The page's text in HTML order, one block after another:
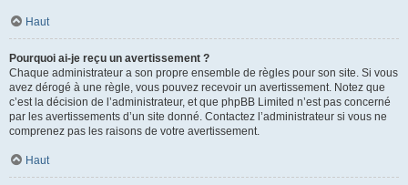
Haut
Pourquoi ai-je reçu un avertissement ?
Chaque administrateur a son propre ensemble de règles pour son site. Si vous
avez dérogé à une règle, vous pouvez recevoir un avertissement. Notez que
c’est la décision de l’administrateur, et que phpBB Limited n’est pas concerné
par les avertissements d’un site donné. Contactez l’administrateur si vous ne
comprenez pas les raisons de votre avertissement.
Haut